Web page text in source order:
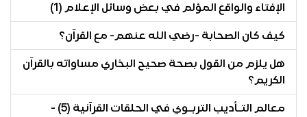
الإفتاء والواقع المؤلم في بعض وسائل الإعلام (1)
كيف كان الصحابة -رضي الله عنهم- مع القرآن؟
هل يلزم من القول بصحة صحيح البخاري مساواته بالقرآن
الكريم؟
معالم التـأديب التربـوي في الحلقات القرآنية (5) -